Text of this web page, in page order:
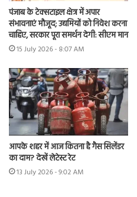
पंजाब के टेक्सटाइल क्षेत्र में अपार
संभावनाएं मौजूद; उद्यमियों को निवेश करना
चाहिए, सरकार पूरा समर्थन देगी: सीएम मान
15 July 2026 - 8:07 AM
आपके शहर में आज कितना है गैस सिलेंडर
का दाम? देखें लेटेस्ट रेट
13 July 2026 - 9:02 AM